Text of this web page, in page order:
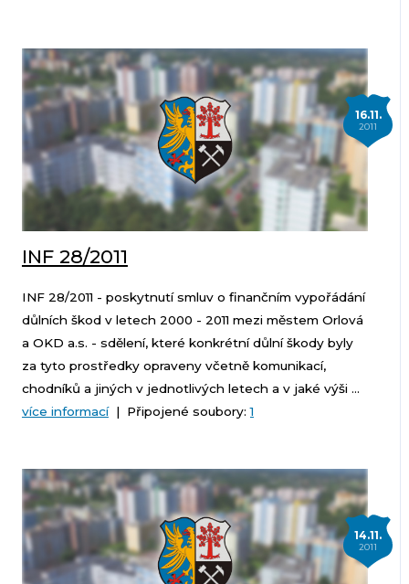
16.11.
2011
INF 28/2011
INF 28/2011 - poskytnutí smluv o finančním vypořádání
důlních škod v letech 2000 - 2011 mezi městem Orlová
a OKD a.s. - sdělení, které konkrétní důlní škody byly
za tyto prostředky opraveny včetně komunikací,
chodníků a jiných v jednotlivých letech a v jaké výši ...
více informací| Připojené soubory:1
14.11.
2011